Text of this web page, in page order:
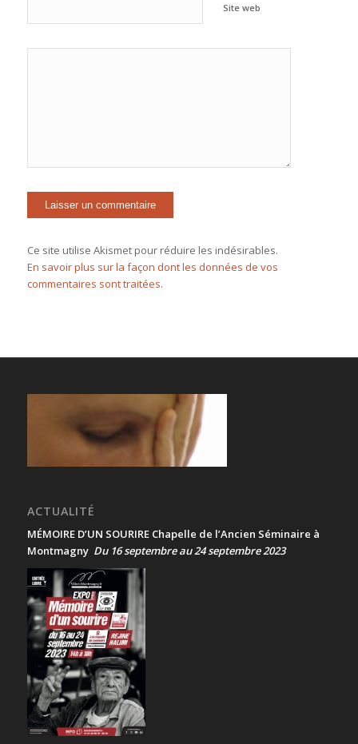
Site web
Ce site utilise Akismet pour réduire les indésirables.
En savoir plus sur la façon dont les données de vos
commentaires sont traitées.
ACTUALITÉ
MÉMOIRE D’UN SOURIRE Chapelle de l’Ancien Séminaire à
Montmagny Du 16 septembre au 24 septembre 2023